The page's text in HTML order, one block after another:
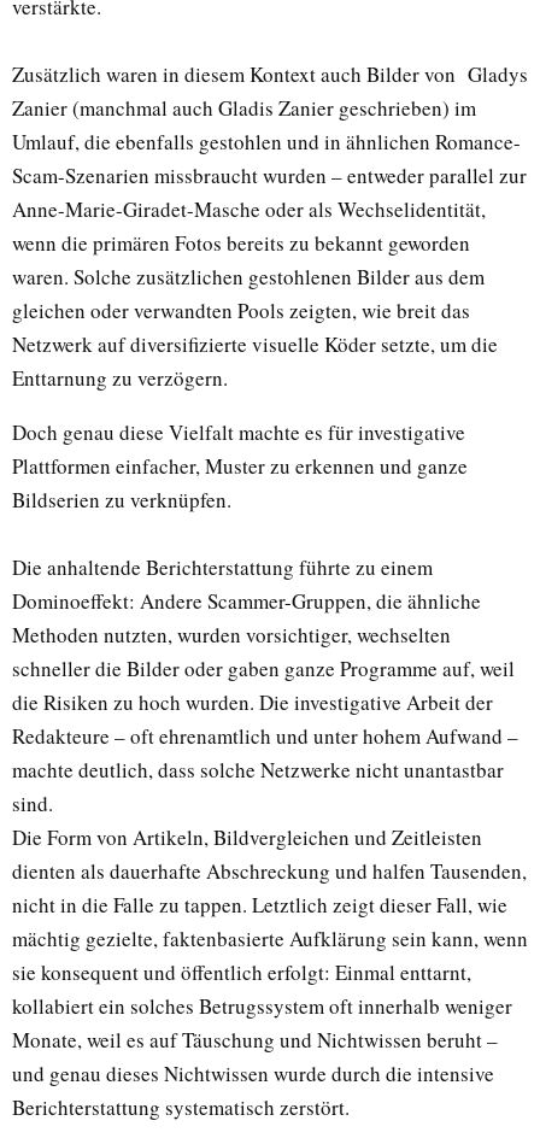
verstärkte.
Zusätzlich waren in diesem Kontext auch Bilder von Gladys
Zanier (manchmal auch Gladis Zanier geschrieben) im
Umlauf, die ebenfalls gestohlen und in ähnlichen Romance-
Scam-Szenarien missbraucht wurden – entweder parallel zur
Anne-Marie-Giradet-Masche oder als Wechselidentität,
wenn die primären Fotos bereits zu bekannt geworden
waren. Solche zusätzlichen gestohlenen Bilder aus dem
gleichen oder verwandten Pools zeigten, wie breit das
Netzwerk auf diversifizierte visuelle Köder setzte, um die
Enttarnung zu verzögern.
Doch genau diese Vielfalt machte es für investigative
Plattformen einfacher, Muster zu erkennen und ganze
Bildserien zu verknüpfen.
Die anhaltende Berichterstattung führte zu einem
Dominoeffekt: Andere Scammer-Gruppen, die ähnliche
Methoden nutzten, wurden vorsichtiger, wechselten
schneller die Bilder oder gaben ganze Programme auf, weil
die Risiken zu hoch wurden. Die investigative Arbeit der
Redakteure – oft ehrenamtlich und unter hohem Aufwand –
machte deutlich, dass solche Netzwerke nicht unantastbar
sind.
Die Form von Artikeln, Bildvergleichen und Zeitleisten
dienten als dauerhafte Abschreckung und halfen Tausenden,
nicht in die Falle zu tappen. Letztlich zeigt dieser Fall, wie
mächtig gezielte, faktenbasierte Aufklärung sein kann, wenn
sie konsequent und öffentlich erfolgt: Einmal enttarnt,
kollabiert ein solches Betrugssystem oft innerhalb weniger
Monate, weil es auf Täuschung und Nichtwissen beruht –
und genau dieses Nichtwissen wurde durch die intensive
Berichterstattung systematisch zerstört.